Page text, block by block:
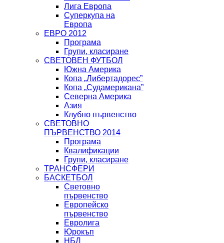
Лига Европа
Суперкупа на
Европа
ЕВРО 2012
Програма
Групи, класиране
СВЕТОВЕН ФУТБОЛ
Южна Америка
Копа „Либертадорес”
Копа „Судамерикана”
Северна Америка
Азия
Клубно първенство
СВЕТОВНО
ПЪРВЕНСТВО 2014
Програма
Квалификации
Групи, класиране
ТРАНСФЕРИ
БАСКЕТБОЛ
Световно
първенство
Европейско
първенство
Евролига
Юрокъп
НБЛ